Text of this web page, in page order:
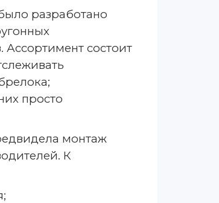
разработано
состоит
просто
монтаж
К